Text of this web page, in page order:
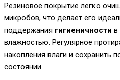
Резиновое покрытие легко
микробов, что делает его
поддержания гигиеничности в
влажностью. Регулярное
накопления влаги и сохранить
состоянии.